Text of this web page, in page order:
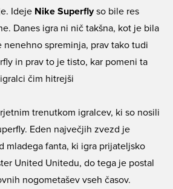
Ideje Nike Superflyso bile res
Danes igra ni nič takšna, kot je bila
nenehno spreminja, prav tako tudi
in prav to je tisto, kar pomeni ta
čim hitrejši
trenutkom igralcev, ki so nosili
Eden največjih zvezd je
mladega fanta, ki igra prijateljsko
United Unitedu, do tega je postal
nogometašev vseh časov.